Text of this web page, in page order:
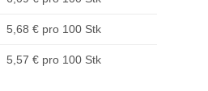
5,68 € pro 100 Stk
5,57 € pro 100 Stk